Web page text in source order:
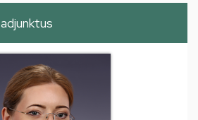
adjunktus